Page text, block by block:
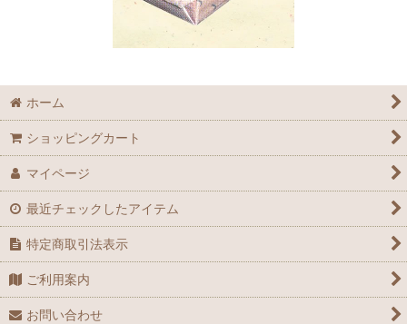
ホーム
ショッピングカート
マイページ
最近チェックしたアイテム
特定商取引法表示
ご利用案内
お問い合わせ